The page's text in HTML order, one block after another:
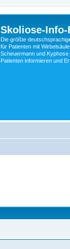
Skoliose-Info-
Die größte
für Patienten mit
Scheuermann und
Patienten informieren und